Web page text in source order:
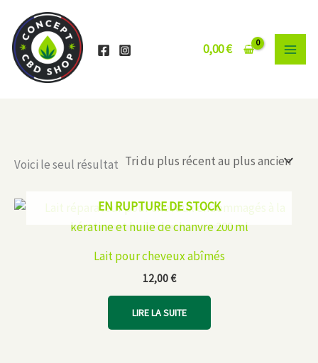
contenu
0,00€
Voici le seul résultat
EN RUPTURE DE STOCK
Lait pour cheveux abîmés
12,00€
LIRE LA SUITE